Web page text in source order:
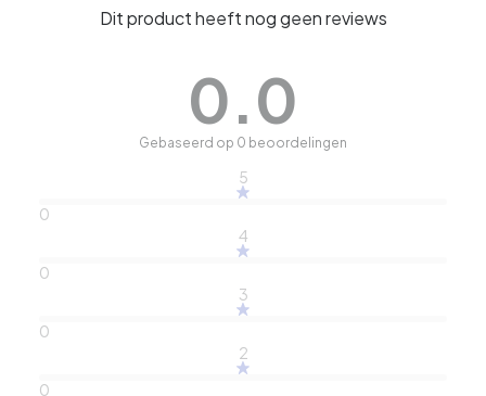
Dit product heeft nog geen reviews
0.0
Gebaseerd op 0 beoordelingen
5
0
4
0
3
0
2
0